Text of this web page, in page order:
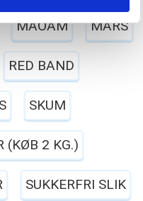
MAOAM MARS
RED BAND
SKUM
(KØB 2 KG.)
SUKKERFRI SLIK